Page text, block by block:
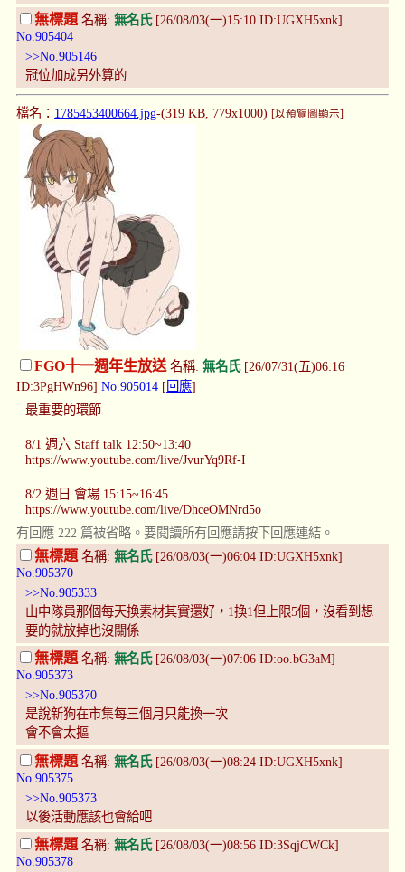
無標題 名稱: 無名氏[26/08/03(一)15:10 ID:UGXH5xnk]
No.905404
>>No.905146
冠位加成另外算的
檔名： 1785453400664.jpg-(319 KB, 779x1000) [以預覽圖顯示]
FGO十一週年生放送 名稱: 無名氏[26/07/31(五)06:16
ID:3PgHWn96] No.905014 [ 回應]
最重要的環節
8/1 週六 Staff talk 12:50~13:40
https://www.youtube.com/live/JvurYq9Rf-I
8/2 週日 會場 15:15~16:45
https://www.youtube.com/live/DhceOMNrd5o
有回應 222 篇被省略。要閱讀所有回應請按下回應連結。
無標題 名稱: 無名氏[26/08/03(一)06:04 ID:UGXH5xnk]
No.905370
>>No.905333
山中隊員那個每天換素材其實還好，1換1但上限5個，沒看到想
要的就放掉也沒關係
無標題名稱: 無名氏[26/08/03(一)07:06 ID:oo.bG3aM]
No.905373
>>No.905370
是說新狗在市集每三個月只能換一次
會不會太摳
無標題 名稱: 無名氏[26/08/03(一)08:24 ID:UGXH5xnk]
No.905375
>>No.905373
以後活動應該也會給吧
無標題 名稱: 無名氏[26/08/03(一)08:56 ID:3SqjCWCk]
No.905378